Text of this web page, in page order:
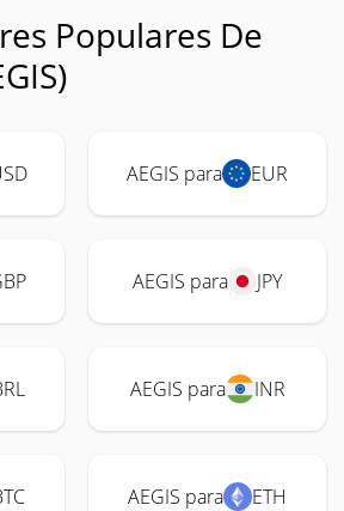
Populares De
AEGIS para EUR
AEGIS para JPY
AEGIS para INR
AEGIS para ETH